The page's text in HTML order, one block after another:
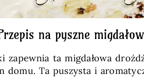
na pyszne
zapewnia ta migdałowa
domu. Ta puszysta i